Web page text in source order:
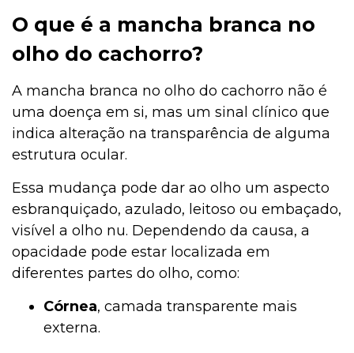
O que é a mancha branca no
olho do cachorro?
A mancha branca no olho do cachorro não é
uma doença em si, mas um sinal clínico que
indica alteração na transparência de alguma
estrutura ocular.
Essa mudança pode dar ao olho um aspecto
esbranquiçado, azulado, leitoso ou embaçado,
visível a olho nu. Dependendo da causa, a
opacidade pode estar localizada em
diferentes partes do olho, como:
Córnea, camada transparente mais
externa.